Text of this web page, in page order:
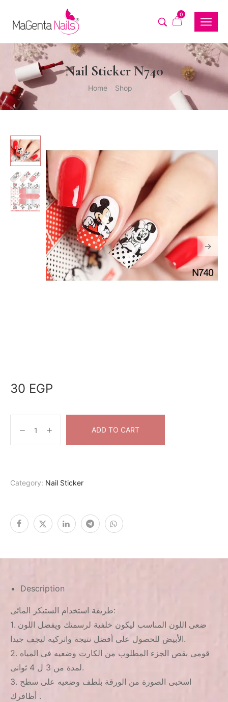
0
Nail Sticker N740
Home Shop
30 EGP
ADD TO CART
Category: Nail Sticker
Description
طريقة استخدام الستيكر المائى:
1. ضعى اللون المناسب ليكون خلفية لرسمتك ويفضل اللون
الأبيض للحصول على أفضل نتيجة واتركيه ليجف جيدا.
2. قومى بقص الجزء المطلوب من الكارت وضعيه فى المياه
لمدة من 3 ل 4 ثوانى.
3. اسحبى الصورة من الورقة بلطف وضعيه على سطح
أظافرك .